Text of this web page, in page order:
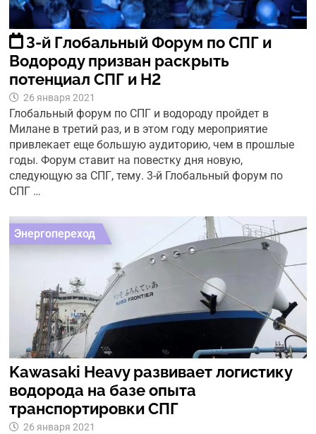
3-й Глобальный Форум по СПГ и
Водороду призван раскрыть
потенциал СПГ и Н2
26 января 2021
Глобальный форум по СПГ и водороду пройдет в
Милане в третий раз, и в этом году мероприятие
привлекает еще большую аудиторию, чем в прошлые
годы. Форум ставит на повестку дня новую,
следующую за СПГ, тему. 3-й Глобальный форум по
СПГ …
Энергопереход
Kawasaki Heavy развивает логистику
водорода на базе опыта
транспортировки СПГ
26 января 2021